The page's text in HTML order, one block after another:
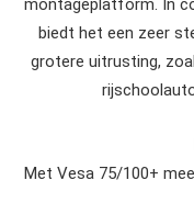
montageplatform. In
biedt het een zeer
grotere uitrusting,
Met Vesa 75/100+